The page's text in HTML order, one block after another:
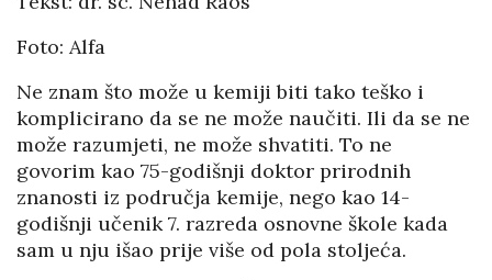
Foto: Alfa
Ne znam što može u kemiji biti tako teško i
komplicirano da se ne može naučiti. Ili da se ne
može razumjeti, ne može shvatiti. To ne
govorim kao 75-godišnji doktor prirodnih
znanosti iz područja kemije, nego kao 14-
godišnji učenik 7. razreda osnovne škole kada
sam u nju išao prije više od pola stoljeća.